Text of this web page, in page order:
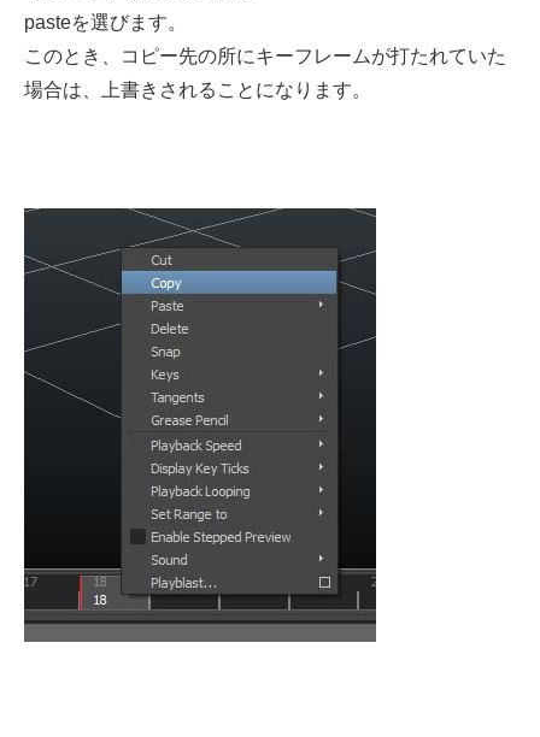
pasteを選びます。
このとき、コピー先の所にキーフレームが打たれていた
場合は、上書きされることになります。